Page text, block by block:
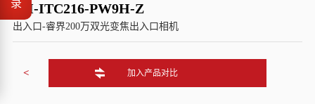
<
DH-ITC216-PW9H-Z
出入口-睿界200万双光变焦出入口相机
加入产品对比
录